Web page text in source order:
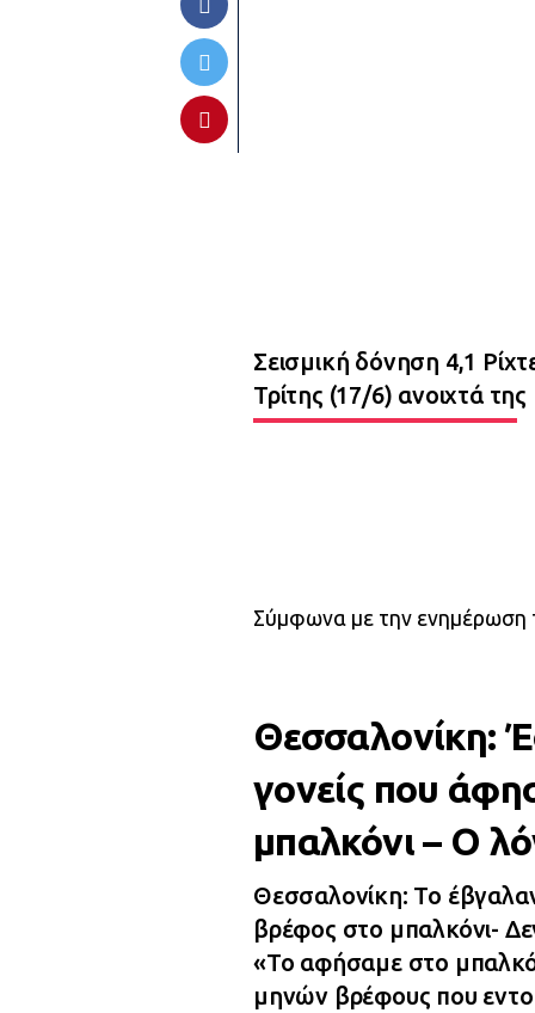
Σεισμική δόνηση 4,1
Τρίτης (17/6) ανοιχτά
Σύμφωνα με την ενημέρωση
Θεσσαλονίκη:
γονείς που
μπαλκόνι – Ο
Θεσσαλονίκη: Το έβγαλαν
βρέφος στο μπαλκόνι-
«Το αφήσαμε στο
μηνών βρέφους που